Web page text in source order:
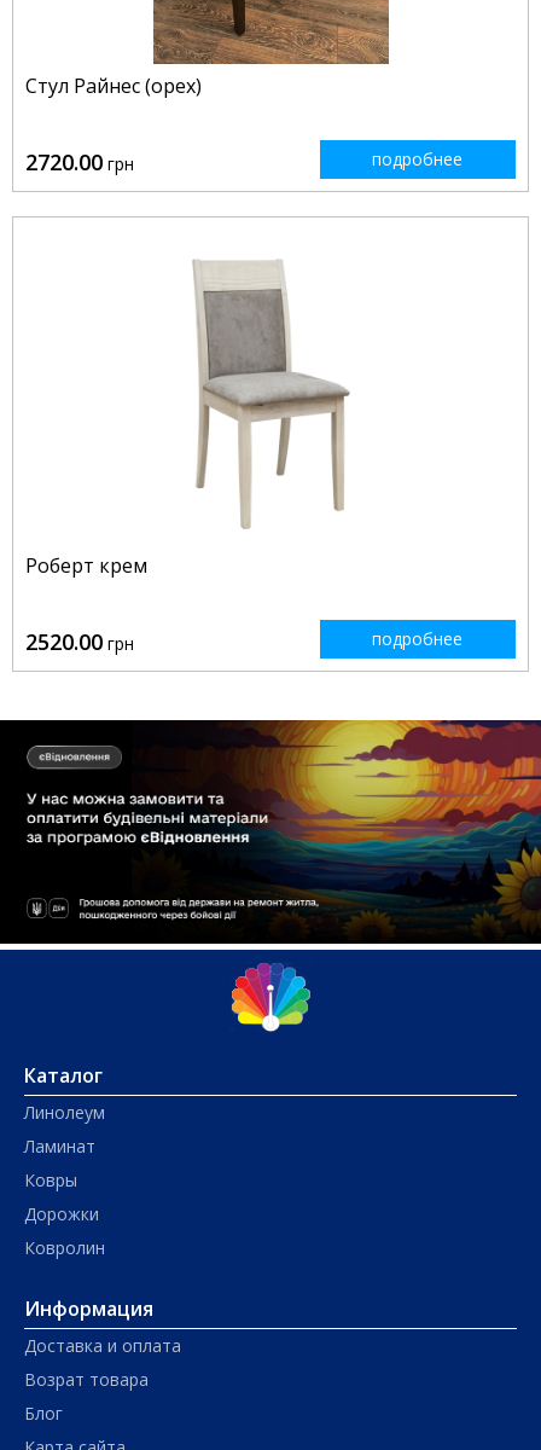
Стул Райнес (орех)
2720.00 грн подробнее
Роберт крем
2520.00 грн подробнее
Каталог
Линолеум
Ламинат
Ковры
Дорожки
Ковролин
Информация
Доставка и оплата
Возрат товара
Блог